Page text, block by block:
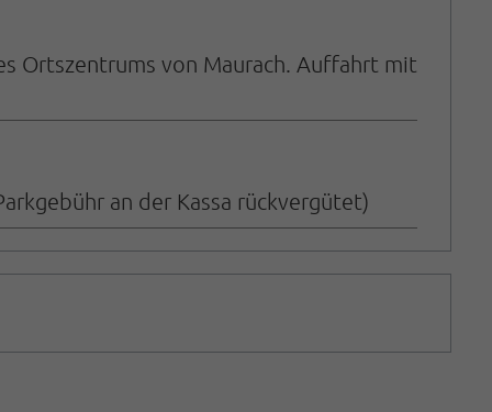
Ortszentrums von Maurach. Auffahrt mit
an der Kassa rückvergütet)